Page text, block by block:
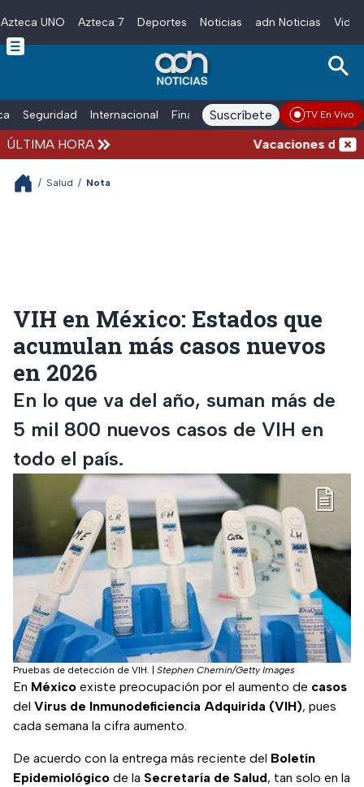
Skip to main content
Azteca UNO Azteca 7 Deportes Noticias adn Noticias
Seguridad Internacional Finanzas adn Noticias Radio
Suscríbete TV En Vivo
ÚLTIMA HORA Vacaciones de
/ Salud / Nota
VIH en México: Estados que
acumulan más casos nuevos
en 2026
En lo que va del año, suman más de
5 mil 800 nuevos casos de VIH en
todo el país.
Pruebas de detección de VIH. Stephen Chernin/Getty Images
En México existe preocupación por el aumento de casos
del Virus de Inmunodeficiencia Adquirida (VIH), pues
cada semana la cifra aumento.
De acuerdo con la entrega más reciente del Boletín
Epidemiológico de la Secretaría de Salud, tan solo en la